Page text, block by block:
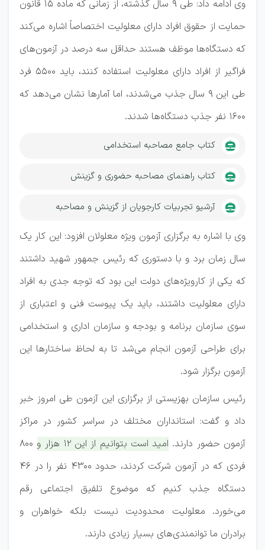
وی ادامه داد: طی ۹ سال گذشته، از زمانی که ماده ۱۵ قانون
حمایت از حقوق افراد دارای معلولیت اختصاصاً اشاره می‌کند
که دستگاه‌ها موظف هستند حداقل سه درصد در آزمون‌های
فراگیر از افراد دارای معلولیت استفاده کنند، باید ۵۵۰۰ فرد
طی این ۹ سال جذب می‌شدند، اما آمارها نشان می‌دهد که
۱۶۰۰ نفر جذب دستگاه‌ها شدند.
کتاب جامع مصاحبه استخدامی
کتاب راهنمای مصاحبه حضوری و گزینش
آرشیو تجربیات کارجویان از گزینش و مصاحبه
وی با اشاره به برگزاری آزمون ویژه معلولان افزود: این کار یک
سال زمان برد و با دستوری که رئیس جمهور شهید داشتند
که یکی از کارویژه‌های دولت این بود که توجه جدی به افراد
دارای معلولیت داشتند، باید یک پیوست فنی و اعتباری از
سوی سازمان برنامه و بودجه و سازمان اداری و استخدامی
برای طراحی آزمون انجام می‌شد تا به لحاظ ساختارها این
آزمون برگزار شود.
رئیس سازمان بهزیستی از برگزاری این آزمون طی امروز خبر
داد و گفت: استانداران مختلف در سراسر کشور در مراکز
آزمون حضور دارند.
امید است بتوانیم از این ۱۲ هزار و ۸۰۰
فردی که در آزمون شرکت کردند، حدود ۴۳۰۰ نفر را در ۴۶
دستگاه جذب کنیم که موضوع تلفیق اجتماعی رقم
می‌خورد. معلولیت محدودیت نیست بلکه خواهران و
برادران ما توانمندی‌های بسیار زیادی دارند.